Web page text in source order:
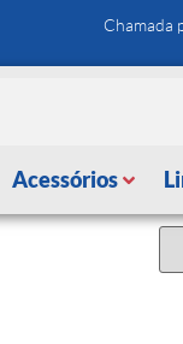
Chamada
Acessórios